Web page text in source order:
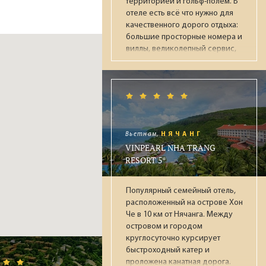
отеле есть всё что нужно для
качественного дорого отдыха:
большие просторные номера и
виллы, великолепный сервис,
множество ресторанов и баров,
достойное питание по системе
аквапарк, парк динозавров,
несколько бассейнов, СПА-
центр, фитнес, ночной клуб,
боулинг. Рекомендуется для
обеспеченных пар и отдыха с
детьми.
Вьетнам,НЯЧАНГ
VINPEARL NHA TRANG
RESORT 5*
Популярный семейный отель,
расположенный на острове Хон
Че в 10 км от Нячанга. Между
островом и городом
круглосуточно курсирует
быстроходный катер и
проложена канатная дорога.